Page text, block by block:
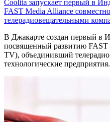
Coolita запускает первый в
FAST Media Alliance
телерадиовещательными
В Джакарте создан первый в
посвященный развитию FAST
TV), объединивший
технологические